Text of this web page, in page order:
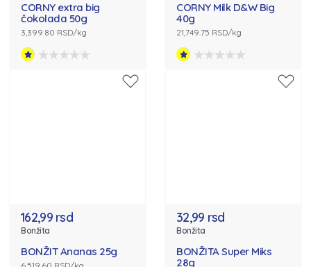
CORNY extra big
čokolada 50g
3,399.80 RSD/kg
CORNY Milk D&W Big
40g
21,749.75 RSD/kg
162,99 rsd
Bonžita
BONŽIT Ananas 25g
32,99 rsd
Bonžita
BONŽITA Super Miks
28g